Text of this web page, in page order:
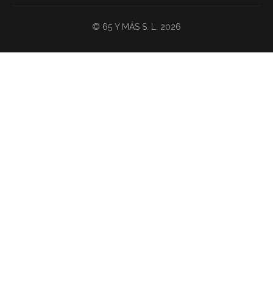
© 65 Y MÁS S. L. 2026